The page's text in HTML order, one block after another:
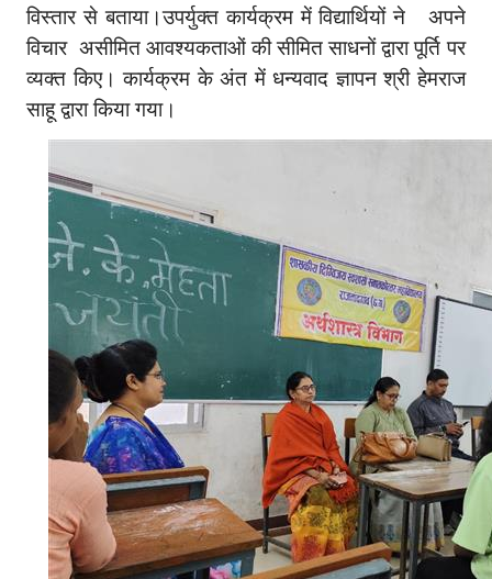
विस्तार से बताया।उपर्युक्त कार्यक्रम में विद्यार्थियों ने अपने
विचार असीमित आवश्यकताओं की सीमित साधनों द्वारा पूर्ति पर
व्यक्त किए। कार्यक्रम के अंत में धन्यवाद ज्ञापन श्री हेमराज
साहू द्वारा किया गया।